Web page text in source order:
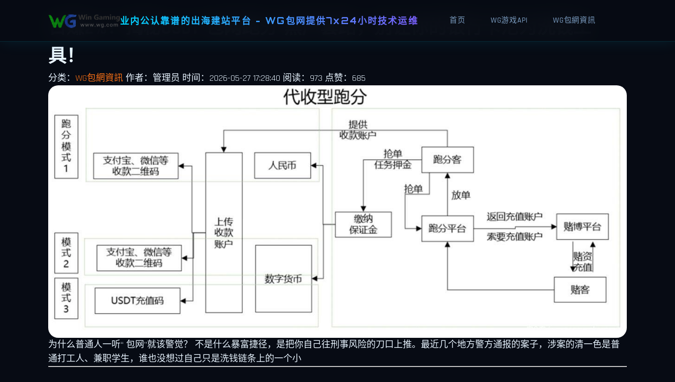
业内公认靠谱的出海建站平台 - WG包网提供7x24小时技术运维 首页 WG游戏API WG包網資訊
日赚2%？揭秘USDT“包网跑分”黑产套路，别让你的银行卡沦为洗钱工
具！
分类： WG包網資訊 作者：管理员 时间：2026-05-27 17:28:40 阅读：973 点赞：685
为什么普通人一听“ 包网”就该警觉？ 不是什么暴富捷径，是把你自己往刑事风险的刀口上推。最近几个地方警方通报的案子，涉案的清一色是普
通打工人、兼职学生，谁也没想过自己只是洗钱链条上的一个小